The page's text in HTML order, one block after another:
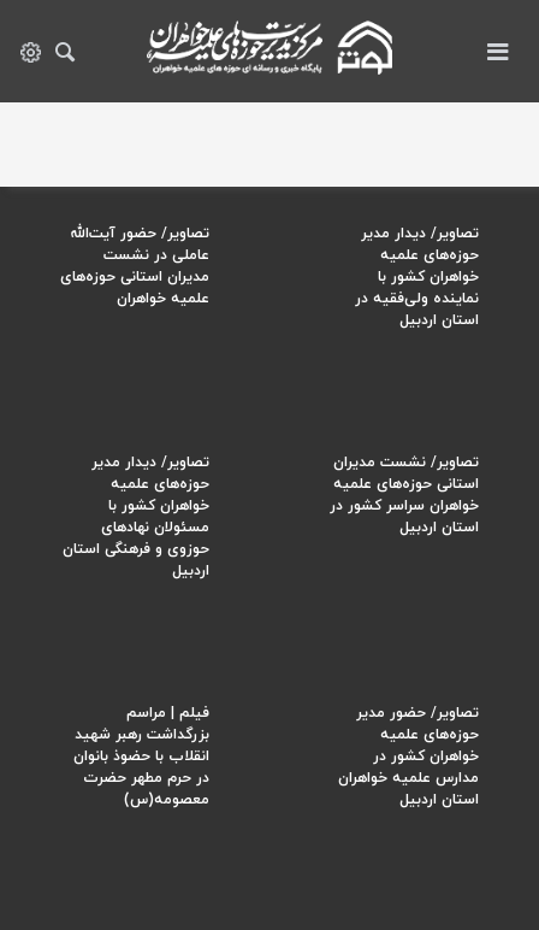
تصاویر/ دیدار مدیر
حوزه‌های علمیه
خواهران کشور با
نماینده ولی‌فقیه در
استان اردبیل
تصاویر/ حضور آیت‌الله
عاملی در نشست
مدیران استانی حوزه‌های
علمیه خواهران
تصاویر/ نشست مدیران
استانی حوزه‌های علمیه
خواهران سراسر کشور در
استان اردبیل
تصاویر/ دیدار مدیر
حوزه‌های علمیه
خواهران کشور با
مسئولان نهادهای
حوزوی و فرهنگی استان
اردبیل
تصاویر/ حضور مدیر
حوزه‌های علمیه
خواهران کشور در
مدارس علمیه خواهران
استان اردبیل
فیلم | مراسم
بزرگداشت رهبر شهید
انقلاب با حضوذ بانوان
در حرم مطهر حضرت
معصومه(س)